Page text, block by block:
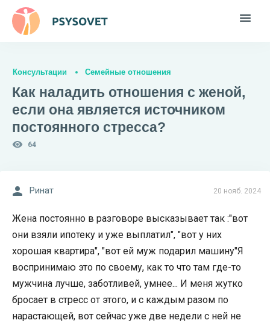
Консультации Семейные отношения
Как наладить отношения с женой,
если она является источником
постоянного стресса?
64
20 нояб. 2024
Ринат
Жена постоянно в разговоре высказывает так :"вот
они взяли ипотеку и уже выплатил", "вот у них
хорошая квартира", "вот ей муж подарил машину"Я
воспринимаю это по своему, как то что там где-то
мужчина лучше, заботливей, умнее... И меня жутко
бросает в стресс от этого, и с каждым разом по
нарастающей, вот сейчас уже две недели с ней не